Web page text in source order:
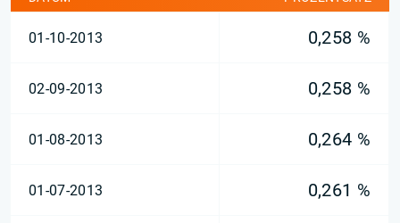
01-10-2013 0,258 %
02-09-2013 0,258 %
01-08-2013 0,264 %
01-07-2013 0,261 %